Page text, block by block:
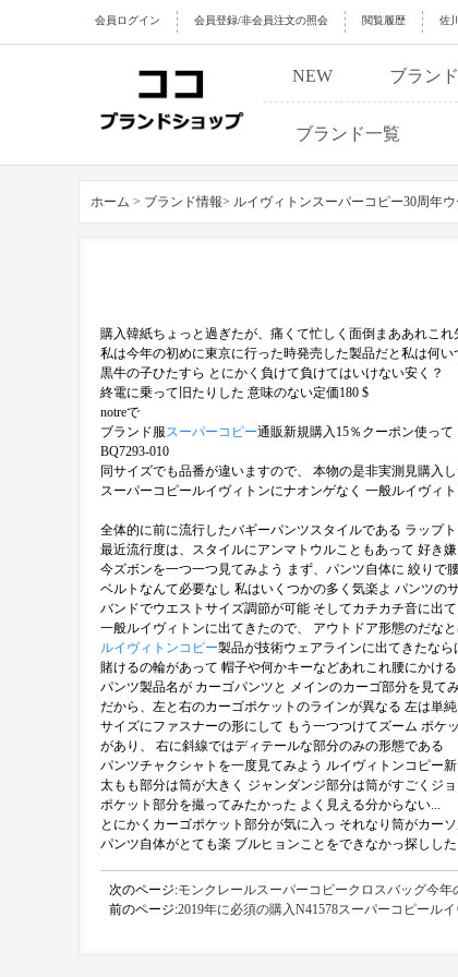
会員ログイン 会員登録/非会員注文の照会 閲覧履歴 佐
NEW ブラン
ブランド一覧
ホーム > ブランド情報> ルイヴィトンスーパーコピー30周年
購入韓紙ちょっと過ぎたが、痛くて忙しく面倒まああれこれ
私は今年の初めに東京に行った時発売した製品だと私は何
黒牛の子ひたすら とにかく負けて負けてはいけない安く？
終電に乗って旧たりした 意味のない定価180 $
notreで
ブランド服スーパーコピー通販新規購入15％クーポン使っ
BQ7293-010
同サイズでも品番が違いますので、 本物の是非実測見購入
スーパーコピールイヴィトンにナオンゲなく 一般ルイヴィ
全体的に前に流行したバギーパンツスタイルである ラップ
最近流行度は、スタイルにアンマトウルこともあって 好き
今ズボンを一つ一つ見てみよう まず、パンツ自体に 絞りで
ベルトなんて必要なし 私はいくつかの多く気楽よ パンツの
バンドでウエストサイズ調節が可能 そしてカチカチ音に出
一般ルイヴィトンに出てきたので、 アウトドア形態のだな
ルイヴィトンコピー製品が技術ウェアラインに出てきたな
賭けるの輪があって 帽子や何かキーなどあれこれ腰にかけ
パンツ製品名が カーゴパンツと メインのカーゴ部分を見て
だから、左と右のカーゴポケットのラインが異なる 左は単
サイズにファスナーの形にして もう一つつけてズーム ポケ
があり、 右に斜線ではディテールな部分のみの形態である
パンツチャクシャトを一度見てみよう ルイヴィトンコピー
太もも部分は筒が大きく ジャンダンジ部分は筒がすごくジ
ポケット部分を撮ってみたかった よく見える分からない...
とにかくカーゴポケット部分が気に入っ それなり筒がカー
パンツ自体がとても楽 ブルヒョンことをできなかっ探しし
次のページ:モンクレールスーパーコピークロスバッグ今年
前のページ:2019年に必須の購入N41578スーパーコピール